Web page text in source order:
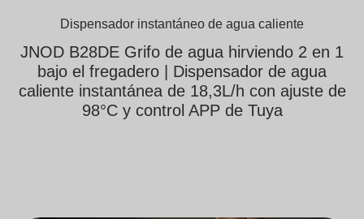
Dispensador instantáneo de agua caliente
JNOD B28DE Grifo de agua hirviendo 2 en 1
bajo el fregadero | Dispensador de agua
caliente instantánea de 18,3L/h con ajuste de
98°C y control APP de Tuya